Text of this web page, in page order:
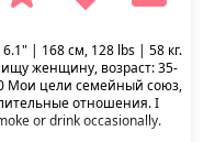
6.1" | 168 см, 128 lbs | 58 кг.
женщину, возраст: 35-
Мои цели семейный союз,
отношения. I
or drink occasionally.